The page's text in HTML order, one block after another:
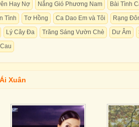
Hay Nợ Nắng Gió Phương Nam Bài Tình
Tình Tơ Hồng Ca Dao Em và Tôi Rạng
Lý Cây Đa Trăng Sáng Vườn Chè Dư Âm
Ái Xuân